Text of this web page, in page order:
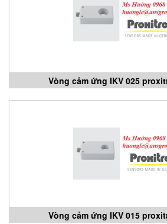
Vòng cảm ứng IKV 025
Vòng cảm ứng IKV 015